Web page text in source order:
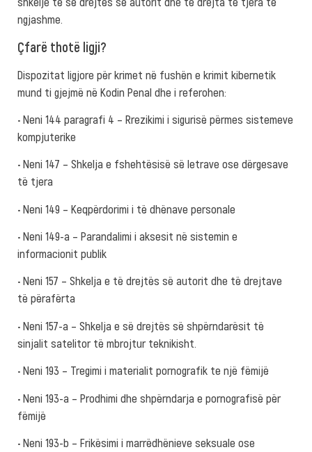
ngjashme.
Çfarë thotë ligji?
Dispozitat ligjore për krimet në fushën e krimit kibernetik
mund ti gjejmë në Kodin Penal dhe i referohen:
• Neni 144 paragrafi 4 – Rrezikimi i sigurisë përmes sistemeve
kompjuterike
• Neni 147 – Shkelja e fshehtësisë së letrave ose dërgesave
të tjera
• Neni 149 – Keqpërdorimi i të dhënave personale
• Neni 149-a – Parandalimi i aksesit në sistemin e
informacionit publik
• Neni 157 – Shkelja e të drejtës së autorit dhe të drejtave
të përafërta
• Neni 157-a – Shkelja e së drejtës së shpërndarësit të
sinjalit satelitor të mbrojtur teknikisht.
• Neni 193 – Tregimi i materialit pornografik te një fëmijë
• Neni 193-a – Prodhimi dhe shpërndarja e pornografisë për
fëmijë
• Neni 193-b – Frikësimi i marrëdhënieve seksuale ose